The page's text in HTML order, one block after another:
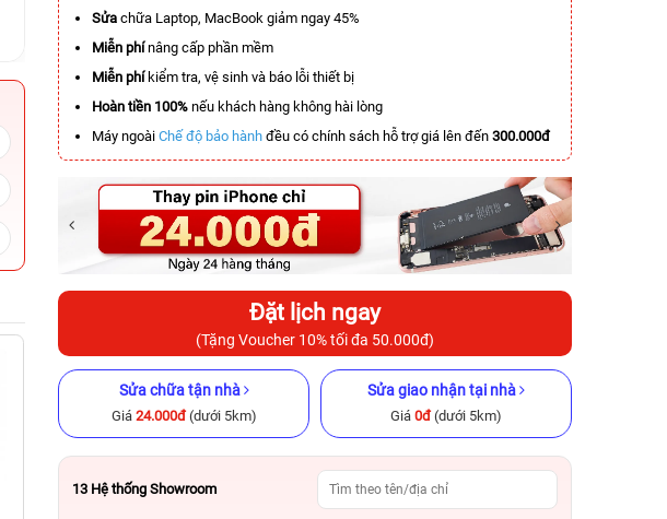
-5.800.000đ -2.600.000đ -4.900.000đ
Sửa chữa Laptop, MacBook giảm ngay 45%
Miễn phínâng cấp phần mềm
Miễn phíkiểm tra, vệ sinh và báo lỗi thiết bị
Hoàn tiền 100% nếu khách hàng không hài lòng
Máy ngoài Chế độ bảo hành đều có chính sách hỗ trợ giá lên đến 300.000đ
Đặt lịch ngay
(Tặng Voucher 10% tối đa 50.000đ)
Sửa chữa tận nhà
Giá 24.000đ(dưới 5km)
Sửa giao nhận tại nhà
Giá 0đ(dưới 5km)
13 Hệ thống Showroom